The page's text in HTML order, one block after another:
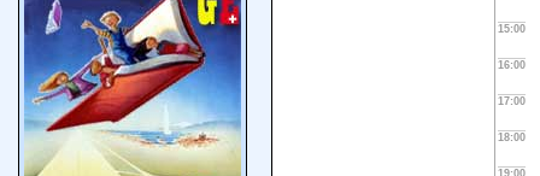
15:00
16:00
17:00
18:00
19:00